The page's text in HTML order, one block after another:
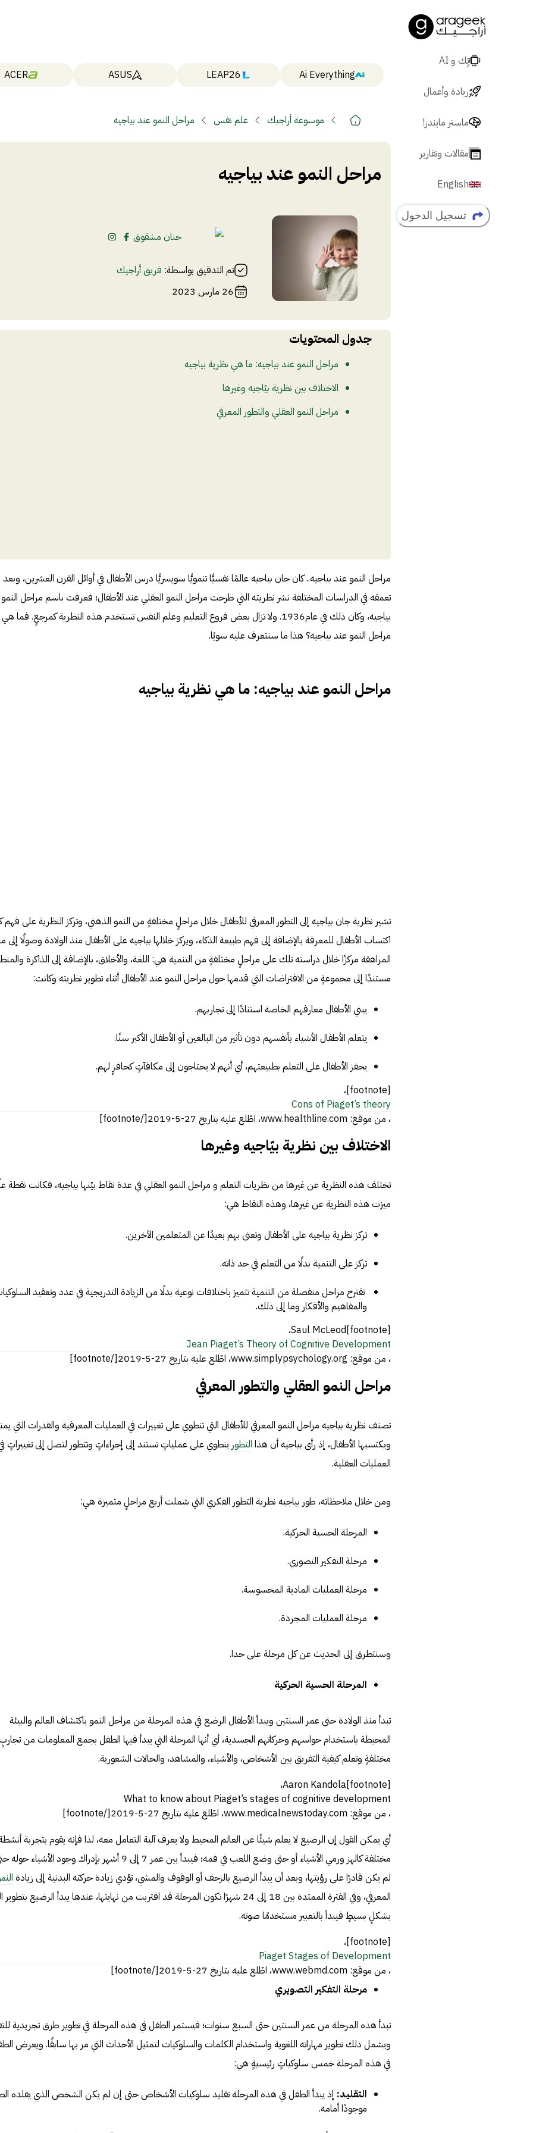
تٍك و AI
ريادة وأعمال
ماستر مايندز!
مقالات وتقارير
English
تسجيل الدخول
Ai Everything
LEAP26
ASUS
ACER
موسوعة أراجيك علم نفس مراحل النمو عند بياجيه
مراحل النمو عند بياجيه
حنان مشقوق
تم التدقيق بواسطة: فريق أراجيك
26 مارس 2023
جدول المحتويات
مراحل النمو عند بياجيه: ما هي نظرية بياجيه
الاختلاف بين نظرية بيّاجيه وغيرها
مراحل النمو العقلي والتطور المعرفي
مراحل النمو عند بياجيه.. كان جان بياجيه عالمًا نفسيًّا تنمويًّا سويسريًّا درس الأطفال في أوائل القرن العشرين، وبعد
تعمقه في الدراسات المختلفة نشر نظريته التي طرحت مراحل النمو العقلي عند الأطفال؛ فعرفت باسم مراحل
بياجيه، وكان ذلك في عام1936. ولا تزال بعض فروع التعليم وعلم النفس تستخدم هذه النظرية كمرجعٍ. فما هي
مراحل النمو عند بياجيه؟ هذا ما سنتعرف عليه سويًا.
مراحل النمو عند بياجيه: ما هي نظرية بياجيه
تشير نظرية جان بياجيه إلى التطور المعرفي للأطفال خلال مراحلٍ مختلفةٍ من النمو الذهني، وتركز النظرية على فهم
اكتساب الأطفال للمعرفة بالإضافة إلى فهم طبيعة الذكاء، ويركز خلالها بياجيه على الأطفال منذ الولادة وصولًا إلى
المراهقة مركزًا خلال دراسته تلك على مراحلٍ مختلفةٍ من التنمية هي: اللغة، والأخلاق، بالإضافة إلى الذاكرة
مستندًا إلى مجموعةٍ من الافتراضات التي قدمها حول مراحل النمو عند الأطفال أثناء تطوير نظريته وكانت:
يبني الأطفال معارفهم الخاصة استنادًا إلى تجاربهم.
يتعلم الأطفال الأشياء بأنفسهم دون تأثير من البالغين أو الأطفال الأكبر سنًا.
يحفز الأطفال على التعلم بطبيعتهم، أي أنهم لا يحتاجون إلى مكافآتٍ كحافزٍ لهم.
[footnote]،
Cons of Piaget’s theory
، من موقع: www.healthline.com، اطّلع عليه بتاريخ 27-5-2019[/footnote]
الاختلاف بين نظرية بيّاجيه وغيرها
تختلف هذه النظرية عن غيرها من نظريات التعلم و مراحل النمو العقلي في عدة نقاط بيّنها بياجيه، فكانت نقطة
ميزت هذه النظرية عن غيرها، وهذه النقاط هي:
تركز نظرية بياجيه على الأطفال وتعنى بهم بعيدًا عن المتعلمين الآخرين.
تركز على التنمية بدلًا من التعلم في حد ذاته.
تقترح مراحل منفصلة من التنمية تتميز باختلافات نوعية بدلًا من الزيادة التدريجية في عدد وتعقيد
والمفاهيم والأفكار وما إلى ذلك.
[footnote]Saul McLeod،
Jean Piaget’s Theory of Cognitive Development
، من موقع: www.simplypsychology.org، اطّلع عليه بتاريخ 27-5-2019[/footnote]
مراحل النمو العقلي والتطور المعرفي
تصنف نظرية بياجيه مراحل النمو المعرفي للأطفال التي تنطوي على تغييرات في العمليات المعرفية والقدرات التي
ويكتسبها الأطفال، إذ رأى بياجيه أن هذا التطور ينطوي على عملياتٍ تستند إلى إجراءاتٍ وتتطور لتصل إلى تغييراتٍ
العمليات العقلية.
ومن خلال ملاحظاته، طور بياجيه نظرية التطور الفكري التي شملت أربع مراحلٍ متميزة هي:
المرحلة الحسية الحركية.
مرحلة التفكير التصوري.
مرحلة العمليات المادية المحسوسة.
مرحلة العمليات المجردة.
وسنتطرق إلى الحديث عن كل مرحلة على حدا.
المرحلة الحسية الحركية
تبدأ منذ الولادة حتى عمر السنتين ويبدأ الأطفال الرضع في هذه المرحلة من مراحل النمو باكتشاف العالم والبيئة
المحيطة باستخدام حواسهم وحركاتهم الجسدية، أي أنها المرحلة التي يبدأ فيها الطفل بجمع المعلومات من
مختلفةٍ وتعلم كيفية التفريق بين الأشخاص، والأشياء، والمشاهد، والحالات الشعورية.
[footnote]Aaron Kandola،
What to know about Piaget’s stages of cognitive development
، من موقع: www.medicalnewstoday.com، اطّلع عليه بتاريخ 27-5-2019[/footnote]
أي يمكن القول إن الرضيع لا يعلم شيئًا عن العالم المحيط ولا يعرف آلية التعامل معه، لذا فإنه يقوم بتجربة
مختلفة كالهز ورمي الأشياء أو حتى وضع اللعب في فمه؛ فيبدأ بين عمر 7 إلى 9 أشهر بإدراك وجود
لم يكن قادرًا على رؤيتها، وبعد أن يبدأ الرضيع بالزحف أو الوقوف والمشي، تؤدي زيادة حركته البدنية إلى زيادة
المعرفي، وفي الفترة الممتدة بين 18 إلى 24 شهرًا تكون المرحلة قد اقتربت من نهايتها، عندها يبدأ الرضيع
بشكلٍ بسيطٍ فيبدأ بالتعبير مستخدمًا صوته.
[footnote]،
Piaget Stages of Development
، من موقع: www.webmd.com، اطّلع عليه بتاريخ 27-5-2019[/footnote]
مرحلة التفكير التصويري
تبدأ هذه المرحلة من عمر السنتين حتى السبع سنوات؛ فيستمر الطفل في هذه المرحلة في تطوير طرق تجريدية
ويشمل ذلك تطوير مهاراته اللغوية واستخدام الكلمات والسلوكيات لتمثيل الأحداث التي مر بها سابقًا. ويعرض
في هذه المرحلة خمس سلوكياتٍ رئيسيةٍ هي:
التقليد: إذ يبدأ الطفل في هذه المرحلة تقليد سلوكيات الأشخاص حتى إن لم يكن الشخص الذي يقلده
موجودًا أمامه.